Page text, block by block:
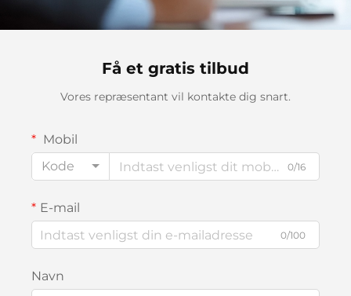
Få et gratis tilbud
Vores repræsentant vil kontakte dig snart.
Mobil
Kode
0/16
E-mail
0/100
Navn